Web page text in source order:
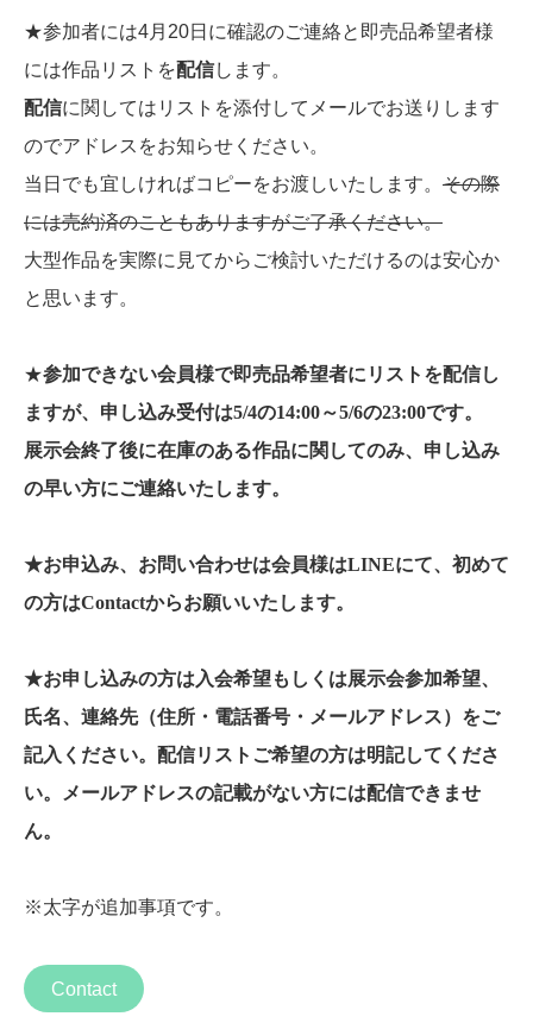
★参加者には4月20日に確認のご連絡と即売品希望者様
には作品リストを配信します。
配信に関してはリストを添付してメールでお送りします
のでアドレスをお知らせください。
当日でも宜しければコピーをお渡しいたします。 その際
には売約済のこともありますがご了承ください。
大型作品を実際に見てからご検討いただけるのは安心か
と思います。
★参加できない会員様で即売品希望者にリストを配信し
ますが、申し込み受付は5/4の14:00～5/6の23:00です。
展示会終了後に在庫のある作品に関してのみ、申し込み
の早い方にご連絡いたします。
★お申込み、お問い合わせは会員様はLINEにて、初めて
の方はContactからお願いいたします。
★お申し込みの方は入会希望もしくは展示会参加希望、
氏名、連絡先（住所・電話番号・メールアドレス）をご
記入ください。配信リストご希望の方は明記してくださ
い。メールアドレスの記載がない方には配信できませ
ん。
※太字が追加事項です。
Contact